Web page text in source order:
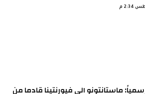
ماستانتونو الى فيورنتينا قادما من